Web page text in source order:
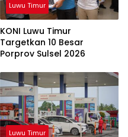
Luwu Timur
KONI Luwu Timur
Targetkan 10 Besar
Porprov Sulsel 2026
Luwu Timur